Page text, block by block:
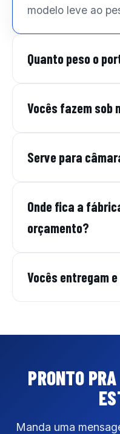
modelo leve ao
Quanto peso o
Vocês fazem sob
Serve para
Onde fica a
orçamento?
Vocês entregam
PRONTO
Manda uma